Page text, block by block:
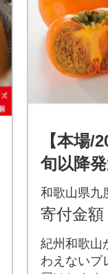
【本場/
旬以降
産 紀の
赤秀〉
和歌山県九
寄付金額
紀州和歌山
わえないプ